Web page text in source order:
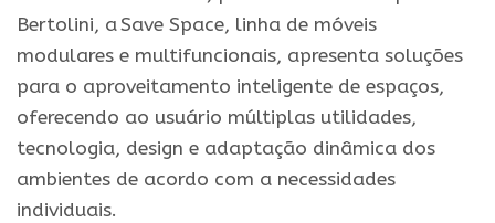
Bertolini, aSave Space, linha de móveis
modulares e multifuncionais, apresenta soluções
para o aproveitamento inteligente de espaços,
oferecendo ao usuário múltiplas utilidades,
tecnologia, design e adaptação dinâmica dos
ambientes de acordo com a necessidades
individuais.